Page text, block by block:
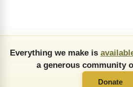
Everything we make is
a generous community
Donate